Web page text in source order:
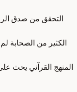
التحقق من صدق
الكثير من الصحابة
المنهج القرآني يحث